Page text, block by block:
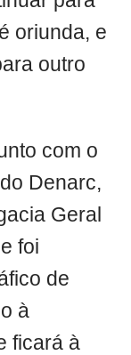
oriunda, e
outro
com o
Denarc,
Geral
foi
de
à
ficará à